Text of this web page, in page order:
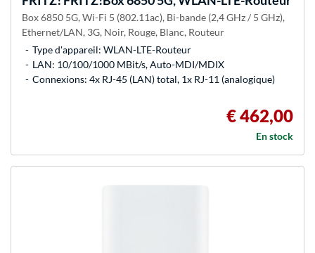
Box 6850 5G, Wi-Fi 5 (802.11ac), Bi-bande (2,4 GHz / 5 GHz),
Ethernet/LAN, 3G, Noir, Rouge, Blanc, Routeur
Type d'appareil: WLAN-LTE-Routeur
LAN: 10/100/1000 MBit/s, Auto-MDI/MDIX
Connexions: 4x RJ-45 (LAN) total, 1x RJ-11 (analogique)
€ 462,00
En stock